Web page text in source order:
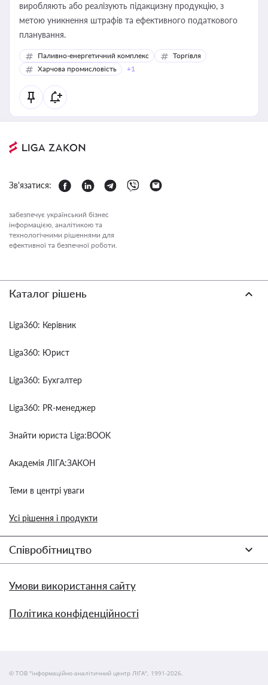
виробляють або реалізують підакцизну продукцію, з
метою уникнення штрафів та ефективного податкового
планування.
Паливно-енергетичний комплекс
Торгівля
Харчова промисловість
+1
Зв'язатися:
забезпечує український бізнес
інформацією, аналітикою та
технологічними рішеннями для
ефективної та безпечної роботи.
Каталог рішень
Liga360: Керівник
Liga360: Юрист
Liga360: Бухгалтер
Liga360: PR-менеджер
Знайти юриста Liga:BOOK
Академія ЛІГА:ЗАКОН
Теми в центрі уваги
Усі рішення і продукти
Співробітництво
Умови використання сайту
Політика конфіденційності
© ТОВ "інформаційно-аналітичний центр ЛІГА", 1991-2026.